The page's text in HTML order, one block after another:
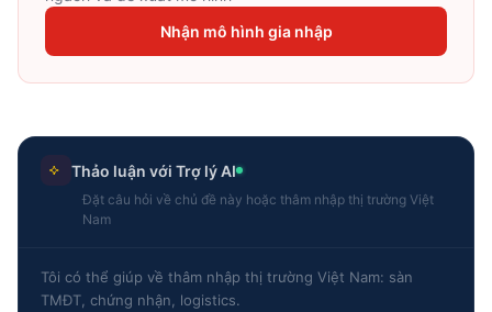
Nhận mô hình gia nhập
Thảo luận với Trợ lý AI
Đặt câu hỏi về chủ đề này hoặc thâm nhập thị trường Việt
Nam
Tôi có thể giúp về thâm nhập thị trường Việt Nam: sàn
TMĐT, chứng nhận, logistics.